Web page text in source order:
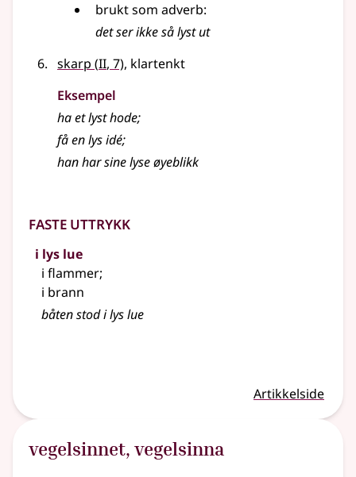
brukt som adverb:
det ser ikke sålystut
skarp (2
II, 7), klartenkt
Eksempel
ha etlysthode;
få enlysidé;
han har sinelyseøyeblikk
Faste uttrykk
i lys lue
i flammer;
i brann
båten stod i lys lue
Artikkelside
vegelsinnet, vegelsinna